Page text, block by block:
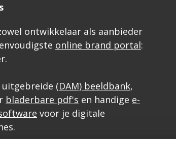
ontwikkelaar als aanbieder
online brand portal:
uitgebreide (DAM) beeldbank,
bladerbare pdf's en handige e-
voor je digitale